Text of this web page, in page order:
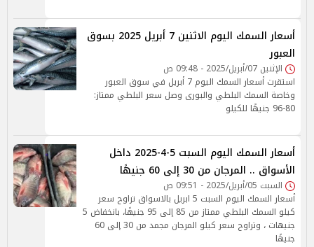
أسعار السمك اليوم الاثنين 7 أبريل 2025 بسوق
العبور
الإثنين 07/أبريل/2025 - 09:48 ص
استقرت أسعار السمك اليوم 7 أبريل في سوق العبور
وخاصة السمك البلطي والبورى وصل سعر البلطي ممتاز:
80-96 جنيهًا للكيلو
أسعار السمك اليوم السبت 5-4-2025 داخل
الأسواق .. المرجان من 30 إلى 60 جنيهًا
السبت 05/أبريل/2025 - 09:51 ص
أسعار السمك اليوم السبت 5 ابريل بالاسواق تراوح سعر
كيلو السمك البلطي ممتاز من 85 إلى 95 جنيهًا، بانخفاض 5
جنيهات ، وتراوح سعر كيلو المرجان مجمد من 30 إلى 60
جنيهًا